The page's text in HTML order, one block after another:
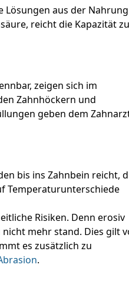
aus der
reicht die Kapazität
zeigen sich im
Zahnhöckern und
geben dem
bis ins Zahnbein reicht,
Temperaturunterschiede
Risiken. Denn erosiv
mehr stand. Dies gilt
es zusätzlich zu
.